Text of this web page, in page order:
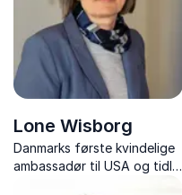
Lone Wisborg
Danmarks første kvindelige
ambassadør til USA og tidl.